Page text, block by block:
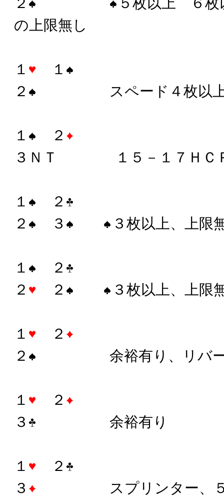
の上限無し
１
１
２
スペード４枚以
１
２
３ＮＴ １５－１７ＨＣ
１
２
２
３ ３枚以上、上限
１
２
２
２ ３枚以上、上限
１
２
２
余裕有り、リバー
１
２
３
余裕有り
１
２
３
スプリンター、